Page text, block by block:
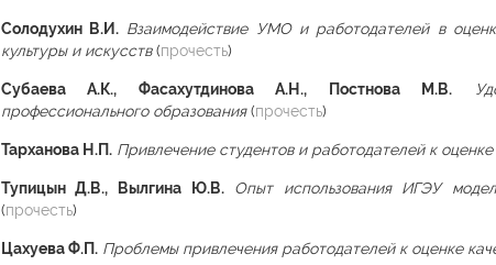
Солодухин В.И. Взаимодействие УМО и работодателей в
культуры и искусств(прочесть)
Субаева А.К., Фасахутдинова А.Н., Постнова М.В.
профессионального образования(прочесть)
Тарханова Н.П. Привлечение студентов и работодателей к
Тупицын Д.В., Вылгина Ю.В.
Опыт использования ИГЭУ
(прочесть)
Цахуева Ф.П. Проблемы привлечения работодателей к оценке